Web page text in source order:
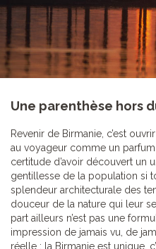
Une parenthèse hors
Revenir de Birmanie, c’est
au voyageur comme un
certitude d’avoir découvert un
gentillesse de la population si
splendeur architecturale des
douceur de la nature qui leur
part ailleurs n’est pas une
impression de jamais vu, de
réelle : la Birmanie est unique,